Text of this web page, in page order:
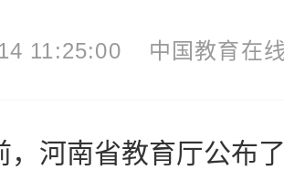
11:25:00 中国教育在
，河南省教育厅公布